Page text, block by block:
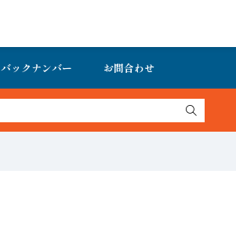
バックナンバー お問合わせ